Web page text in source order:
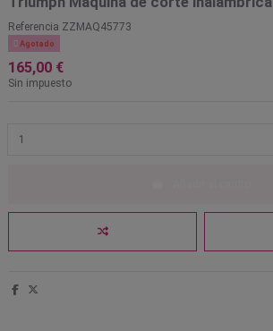
Referencia ZZMAQ45773
 Agotado
165,00 €
Sin impuesto